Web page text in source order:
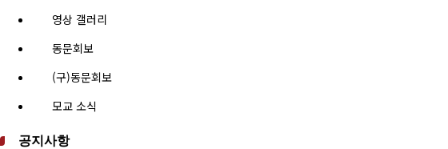
영상 갤러리
동문회보
(구)동문회보
모교 소식
공지사항